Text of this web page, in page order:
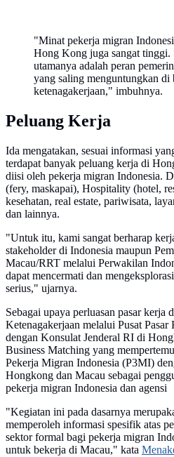
"Minat pekerja migran
Hong Kong juga sangat tinggi.
utamanya adalah peran
yang saling menguntungkan di
ketenagakerjaan," imbuhnya.
Peluang Kerja
Ida mengatakan, sesuai informasi
terdapat banyak peluang kerja di
diisi oleh pekerja migran Indonesia.
(fery, maskapai), Hospitality (hotel,
kesehatan, real estate, pariwisata,
dan lainnya.
"Untuk itu, kami sangat berharap
stakeholder di Indonesia maupun
Macau/RRT melalui Perwakilan
dapat mencermati dan
serius," ujarnya.
Sebagai upaya perluasan pasar kerja
Ketenagakerjaan melalui Pusat
dengan Konsulat Jenderal RI di
Business Matching yang
Pekerja Migran Indonesia (P3MI)
Hongkong dan Macau sebagai
pekerja migran Indonesia dan agensi
"Kegiatan ini pada dasarnya
memperoleh informasi spesifik atas
sektor formal bagi pekerja migran
untuk bekerja di Macau," kata